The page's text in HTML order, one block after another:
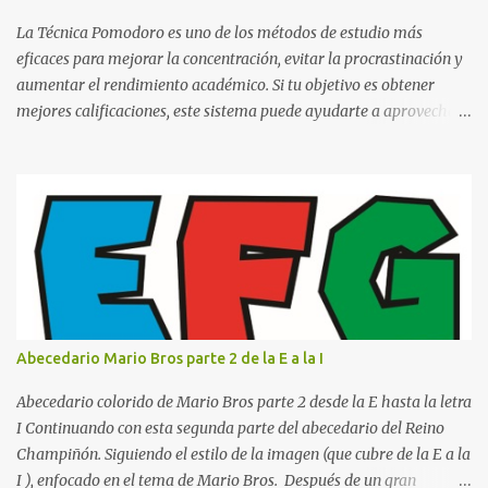
o catedrático Ciudad y fecha...
La Técnica Pomodoro es uno de los métodos de estudio más
eficaces para mejorar la concentración, evitar la procrastinación y
aumentar el rendimiento académico. Si tu objetivo es obtener
mejores calificaciones, este sistema puede ayudarte a aprovechar
creado para mejorar la concentración y la productividad. Consiste
en dividir el estudio en bloques cortos de trabajo intenso,
separados por pequeños descansos que ayudan al cerebro a
recuperarse. A diferencia de estudiar durante horas seguidas, este
sistema aprovecha la capacidad natural del cerebro para
mantener la atención durante periodos limitados, lo que permite
aprender más en menos tiempo y recordar mejor la información.
Si alguna vez has sentido que pasas muchas horas frente a los
libros pero aprendes poco, la Técnica Pomodoro puede marcar u...
Abecedario Mario Bros parte 2 de la E a la I
Abecedario colorido de Mario Bros parte 2 desde la E hasta la letra
I Continuando con esta segunda parte del abecedario del Reino
Champiñón. Siguiendo el estilo de la imagen (que cubre de la E a la
I ), enfocado en el tema de Mario Bros. Después de un gran